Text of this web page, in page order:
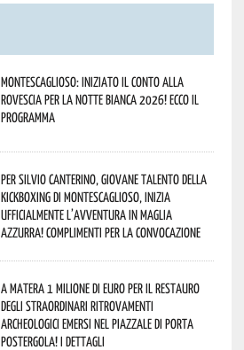
Montescaglioso: iniziato il conto alla
rovescia per la Notte Bianca 2026! Ecco il
programma
Per Silvio Canterino, giovane talento della
kickboxing di Montescaglioso, inizia
ufficialmente l’avventura in maglia
azzurra! Complimenti per la convocazione
A Matera 1 milione di euro per il restauro
degli straordinari ritrovamenti
archeologici emersi nel piazzale di Porta
Postergola! I dettagli